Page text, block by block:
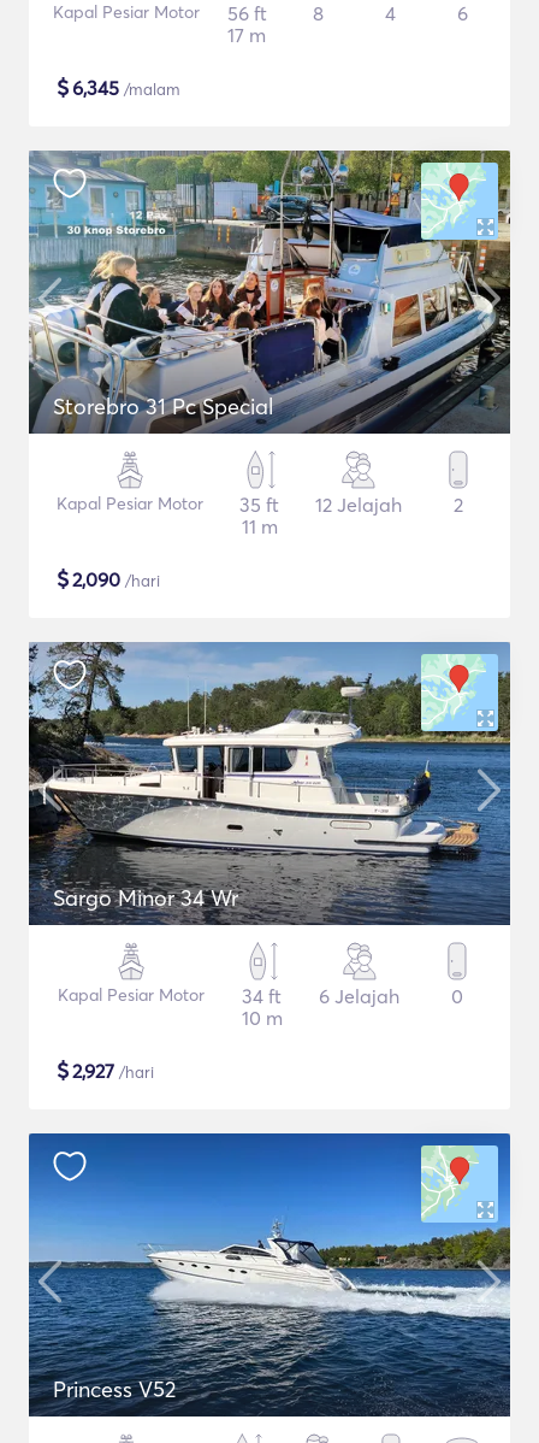
Kapal Pesiar Motor
56 ft
17 m
8 4 6
$6,345 /malam
Storebro 31 Pc Special
Kapal Pesiar Motor
35 ft
11 m
12 Jelajah 2
$2,090 /hari
Sargo Minor 34 Wr
Kapal Pesiar Motor
34 ft
10 m
6 Jelajah 0
$2,927 /hari
Princess V52